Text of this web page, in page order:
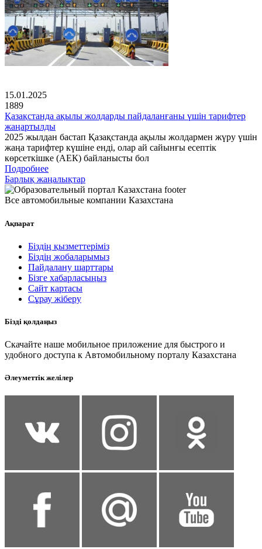
15.01.2025
1889
Қазақстанда ақылы жолдарды пайдаланғаны үшін тарифтер
жаңартылды
2025 жылдан бастап Қазақстанда ақылы жолдармен жүру үшін
жаңа тарифтер күшіне енді, олар ай сайынғы есептік
көрсеткішке (АЕК) байланысты бол
Подробнее
Барлық жаңалықтар
Все автомобильные компании Казахстана
Ақпарат
Біздің қызметтеріміз
Біздің жобаларымыз
Пайдалану шарттары
Бізге хабарласыңыз
Сайт картасы
Сұрау жіберу
Бізді қолдаңыз
Скачайте наше мобильное приложение для быстрого и
удобного доступа к Автомобильному порталу Казахстана
Әлеуметтік желілер